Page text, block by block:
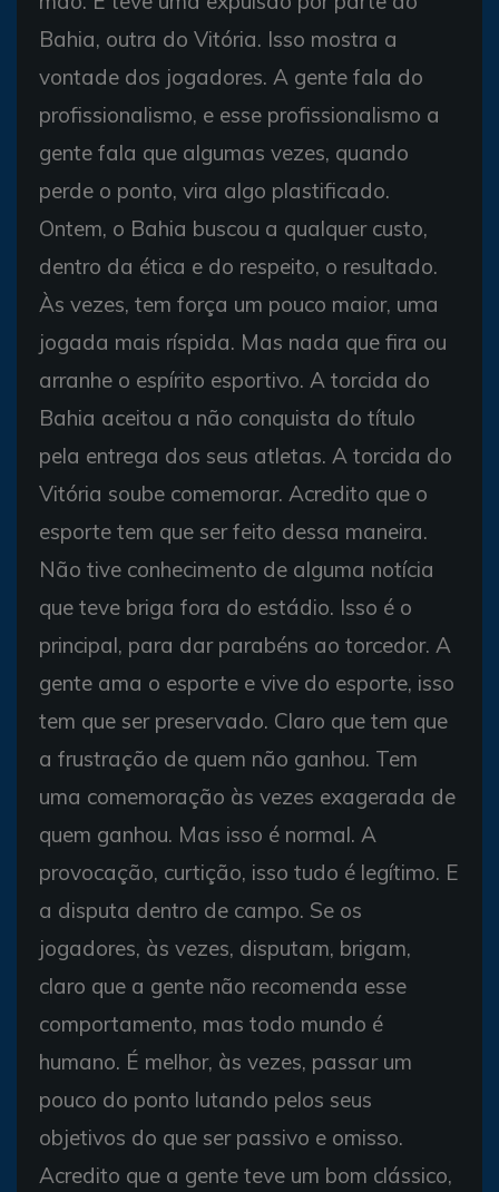
Bahia, outra do Vitória. Isso mostra a
vontade dos jogadores. A gente fala do
profissionalismo, e esse profissionalismo a
gente fala que algumas vezes, quando
perde o ponto, vira algo plastificado.
Ontem, o Bahia buscou a qualquer custo,
dentro da ética e do respeito, o resultado.
Às vezes, tem força um pouco maior, uma
jogada mais ríspida. Mas nada que fira ou
arranhe o espírito esportivo. A torcida do
Bahia aceitou a não conquista do título
pela entrega dos seus atletas. A torcida do
Vitória soube comemorar. Acredito que o
esporte tem que ser feito dessa maneira.
Não tive conhecimento de alguma notícia
que teve briga fora do estádio. Isso é o
principal, para dar parabéns ao torcedor. A
gente ama o esporte e vive do esporte, isso
tem que ser preservado. Claro que tem que
a frustração de quem não ganhou. Tem
uma comemoração às vezes exagerada de
quem ganhou. Mas isso é normal. A
provocação, curtição, isso tudo é legítimo. E
a disputa dentro de campo. Se os
jogadores, às vezes, disputam, brigam,
claro que a gente não recomenda esse
comportamento, mas todo mundo é
humano. É melhor, às vezes, passar um
pouco do ponto lutando pelos seus
objetivos do que ser passivo e omisso.
Acredito que a gente teve um bom clássico,